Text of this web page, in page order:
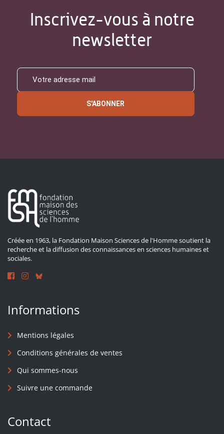
Inscrivez-vous à notre
newsletter
S'ABONNER
Créée en 1963, la Fondation Maison Sciences de l'Homme soutient la
recherche et la diffusion des connaissances en sciences humaines et
sociales.
Informations
Mentions légales
Conditions générales de ventes
Qui sommes-nous
Suivre une commande
Contact